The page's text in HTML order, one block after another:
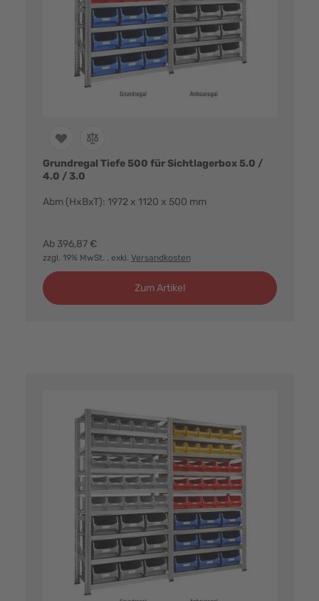
Grundregal Tiefe 500 für Sichtlagerbox 5.0 /
4.0 / 3.0
Abm (HxBxT): 1972 x 1120 x 500 mm
Ab 396,87 €
zzgl. 19% MwSt. , exkl. Versandkosten
Zum Artikel